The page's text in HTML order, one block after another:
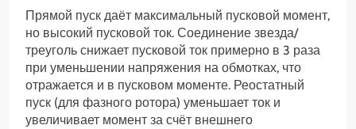
Прямой пуск даёт максимальный пусковой момент,
но высокий пусковой ток. Соединение звезда/
треуголь снижает пусковой ток примерно в 3 раза
при уменьшении напряжения на обмотках, что
отражается и в пусковом моменте. Реостатный
пуск (для фазного ротора) уменьшает ток и
увеличивает момент за счёт внешнего